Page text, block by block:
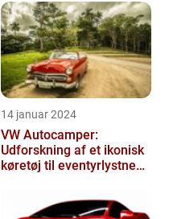
14 januar 2024
VW Autocamper:
Udforskning af et ikonisk
køretøj til eventyrlystne